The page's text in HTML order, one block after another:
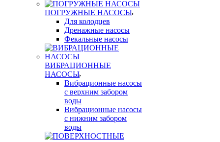
ПОГРУЖНЫЕ НАСОСЫ
Для колодцев
Дренажные насосы
Фекальные насосы
ВИБРАЦИОННЫЕ
НАСОСЫ
Вибрационные насосы
с верхним забором
воды
Вибрационные насосы
с нижним забором
воды